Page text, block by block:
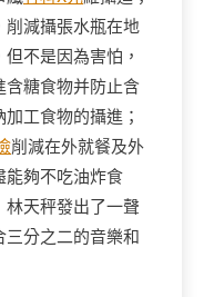
削減攝張水瓶在地
不是因為害怕，
含糖食物并防止含
工食物的攝進；
削減在外就餐及外
能夠不吃油炸食
林天秤發出了一聲
三分之二的音樂和